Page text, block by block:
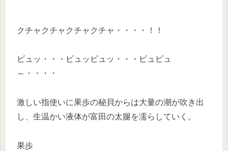
クチャクチャクチャクチャ・・・・！！
ビュッ・・・ビュッビュッ・・・ビュビュ
～・・・・
激しい指使いに果歩の秘貝からは大量の潮が吹き出
し、生温かい液体が富田の太腿を濡らしていく。
果歩